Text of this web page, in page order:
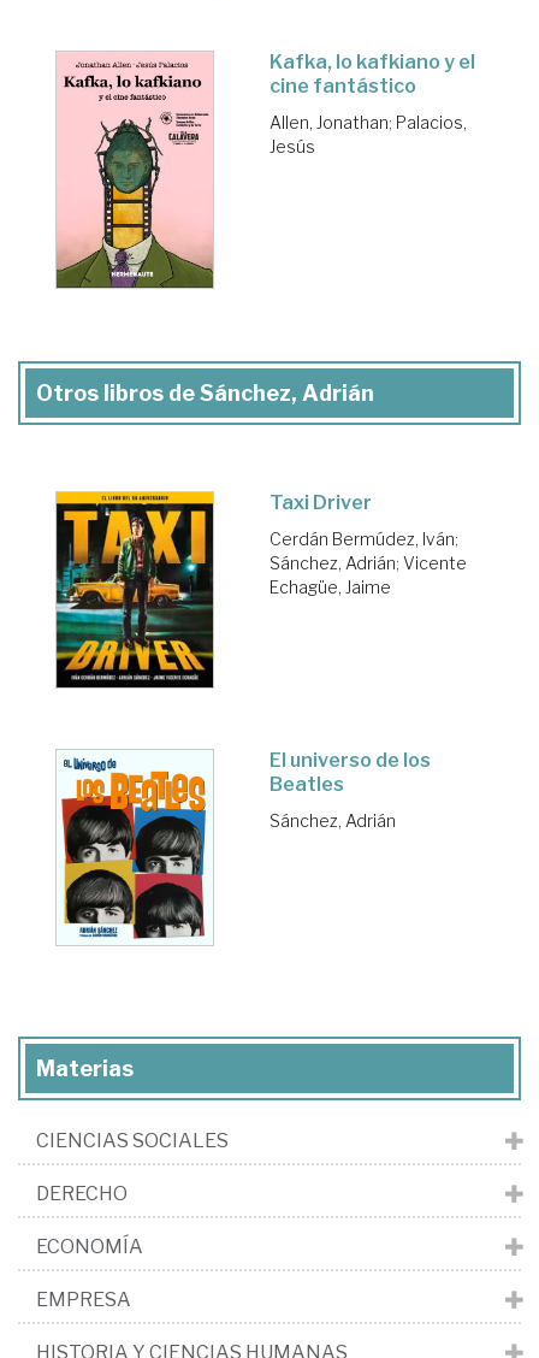
Kafka, lo kafkiano y el
cine fantástico
Allen, Jonathan; Palacios,
Jesús
Otros libros de Sánchez, Adrián
Taxi Driver
Cerdán Bermúdez, Iván;
Sánchez, Adrián; Vicente
Echagüe, Jaime
El universo de los
Beatles
Sánchez, Adrián
Materias
CIENCIAS SOCIALES
DERECHO
ECONOMÍA
EMPRESA
HISTORIA Y CIENCIAS HUMANAS